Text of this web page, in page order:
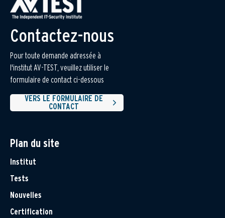
Contactez-nous
Pour toute demande adressée à
l'institut AV-TEST, veuillez utiliser le
formulaire de contact ci-dessous
VERS LE FORMULAIRE DE
CONTACT
Plan du site
Institut
Tests
Nouvelles
Certification